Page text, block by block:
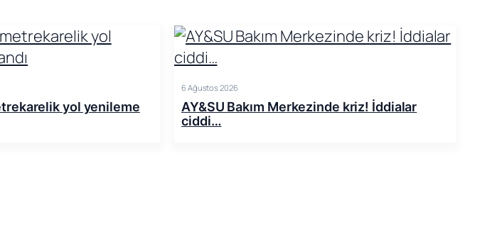
yol yenileme
6 Ağustos 2026
AY&SU Bakım Merkezinde kriz! İddialar
ciddi…